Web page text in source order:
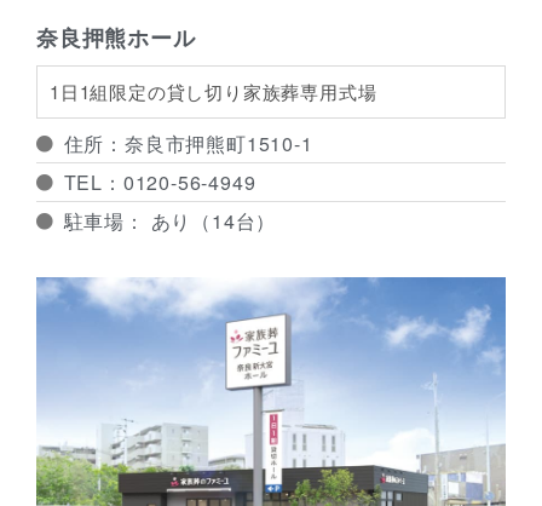
奈良押熊ホール
1日1組限定の貸し切り家族葬専用式場
住所：奈良市押熊町1510-1
TEL：0120-56-4949
駐車場： あり（14台）